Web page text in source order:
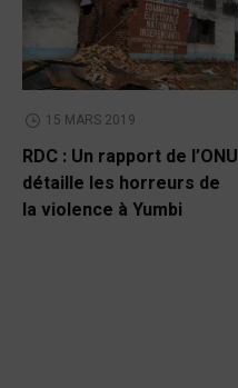
15 MARS 2019
RDC : Un rapport de l’ONU
détaille les horreurs de
la violence à Yumbi